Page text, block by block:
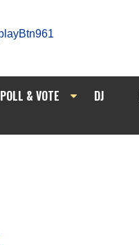
POLL & VOTE DJ